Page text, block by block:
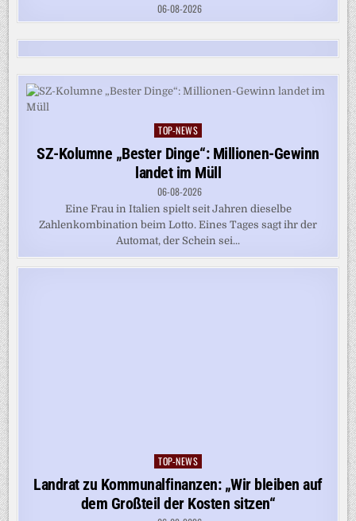
06-08-2026
Posted
TOP-NEWS
SZ-Kolumne „Bester Dinge“: Millionen-Gewinn
landet im Müll
06-08-2026
Eine Frau in Italien spielt seit Jahren dieselbe
Zahlenkombination beim Lotto. Eines Tages sagt ihr der
Automat, der Schein sei...
Posted
in
TOP-NEWS
Landrat zu Kommunalfinanzen: „Wir bleiben auf
dem Großteil der Kosten sitzen“